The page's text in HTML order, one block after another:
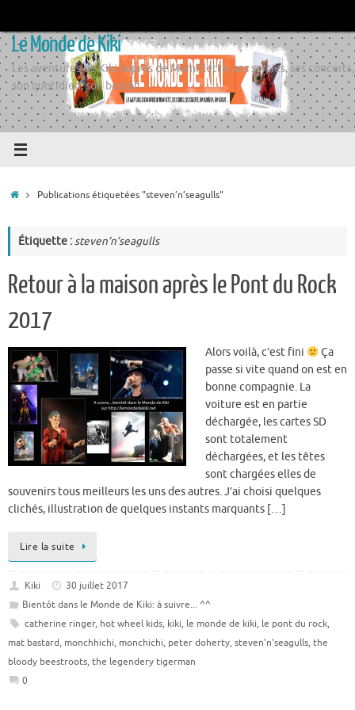
contenu
Le Monde de Kiki
Les aventures de Kiki auprès de Momiflette, ses sorties, ses concerts,
son quotidien, son boulot
AccueilPublications étiquetées "steven’n’seagulls"
Étiquette :steven’n’seagulls
Retour à la maison après le Pont du Rock
2017
Alors voilà, c’est fini
Ça
passe si vite quand on est en
bonne compagnie. La
voiture est en partie
déchargée, les cartes SD
sont totalement
déchargées, et les têtes
sont chargées elles de
souvenirs tous meilleurs les uns des autres. J’ai choisi quelques
clichés, illustration de quelques instants marquants […]
Lire la suite
Kiki
30 juillet 2017
Bientôt dans le Monde de Kiki: à suivre... ^^
catherine ringer, hot wheel kids, kiki, le monde de kiki, le pont du rock,
mat bastard, monchhichi, monchichi, peter doherty, steven'n'seagulls, the
bloody beestroots, the legendery tigerman
0